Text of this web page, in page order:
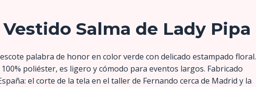
Salma de Lady Pipa
palabra de honor en color verde con delicado estampado floral.
poliéster, es ligero y cómodo para eventos largos. Fabricado
el corte de la tela en el taller de Fernando cerca de Madrid y la